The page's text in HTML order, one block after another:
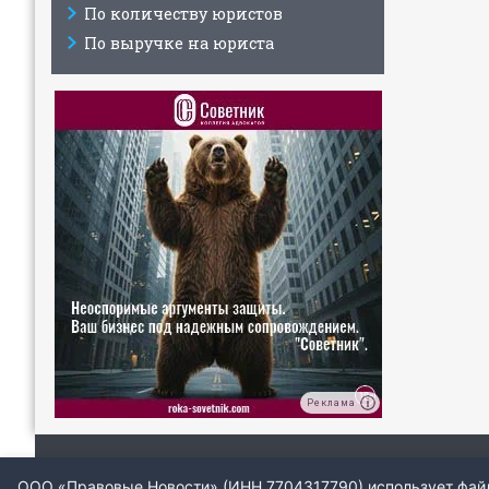
По количеству юристов
По выручке на юриста
Реклама